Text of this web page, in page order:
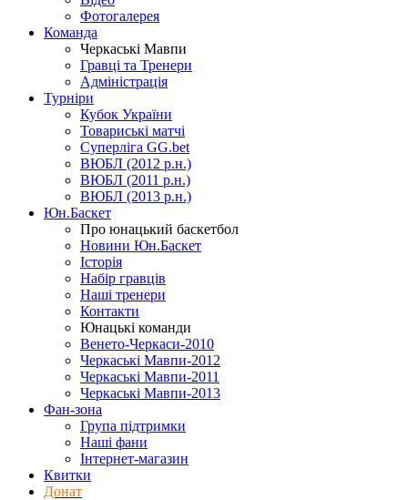
Фотогалерея
Команда
Черкаські Мавпи
Гравці та Тренери
Адміністрація
Турніри
Кубок України
Товариські матчі
Суперліга GG.bet
ВЮБЛ (2012 р.н.)
ВЮБЛ (2011 р.н.)
ВЮБЛ (2013 р.н.)
Юн.Баскет
Про юнацький баскетбол
Новини Юн.Баскет
Історія
Набір гравців
Наші тренери
Контакти
Юнацькі команди
Венето-Черкаси-2010
Черкаські Мавпи-2012
Черкаські Мавпи-2011
Черкаські Мавпи-2013
Фан-зона
Група підтримки
Наші фани
Інтернет-магазин
Квитки
Донат